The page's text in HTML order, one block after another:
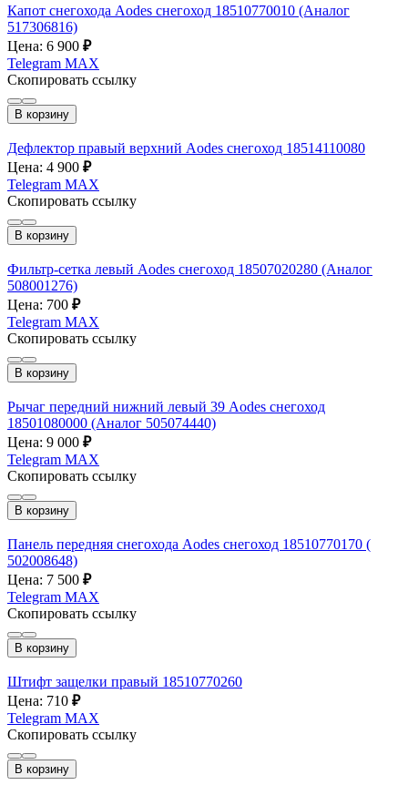
Капот снегохода Aodes снегоход 18510770010 (Аналог
517306816)
Цена: 6 900 ₽
Telegram MAX
Скопировать ссылку
В корзину
Дефлектор правый верхний Aodes снегоход 18514110080
Цена: 4 900 ₽
Telegram MAX
Скопировать ссылку
В корзину
Фильтр-сетка левый Aodes снегоход 18507020280 (Аналог
508001276)
Цена: 700 ₽
Telegram MAX
Скопировать ссылку
В корзину
Рычаг передний нижний левый 39 Aodes снегоход
18501080000 (Аналог 505074440)
Цена: 9 000 ₽
Telegram MAX
Скопировать ссылку
В корзину
Панель передняя снегохода Aodes снегоход 18510770170 (
502008648)
Цена: 7 500 ₽
Telegram MAX
Скопировать ссылку
В корзину
Штифт защелки правый 18510770260
Цена: 710 ₽
Telegram MAX
Скопировать ссылку
В корзину